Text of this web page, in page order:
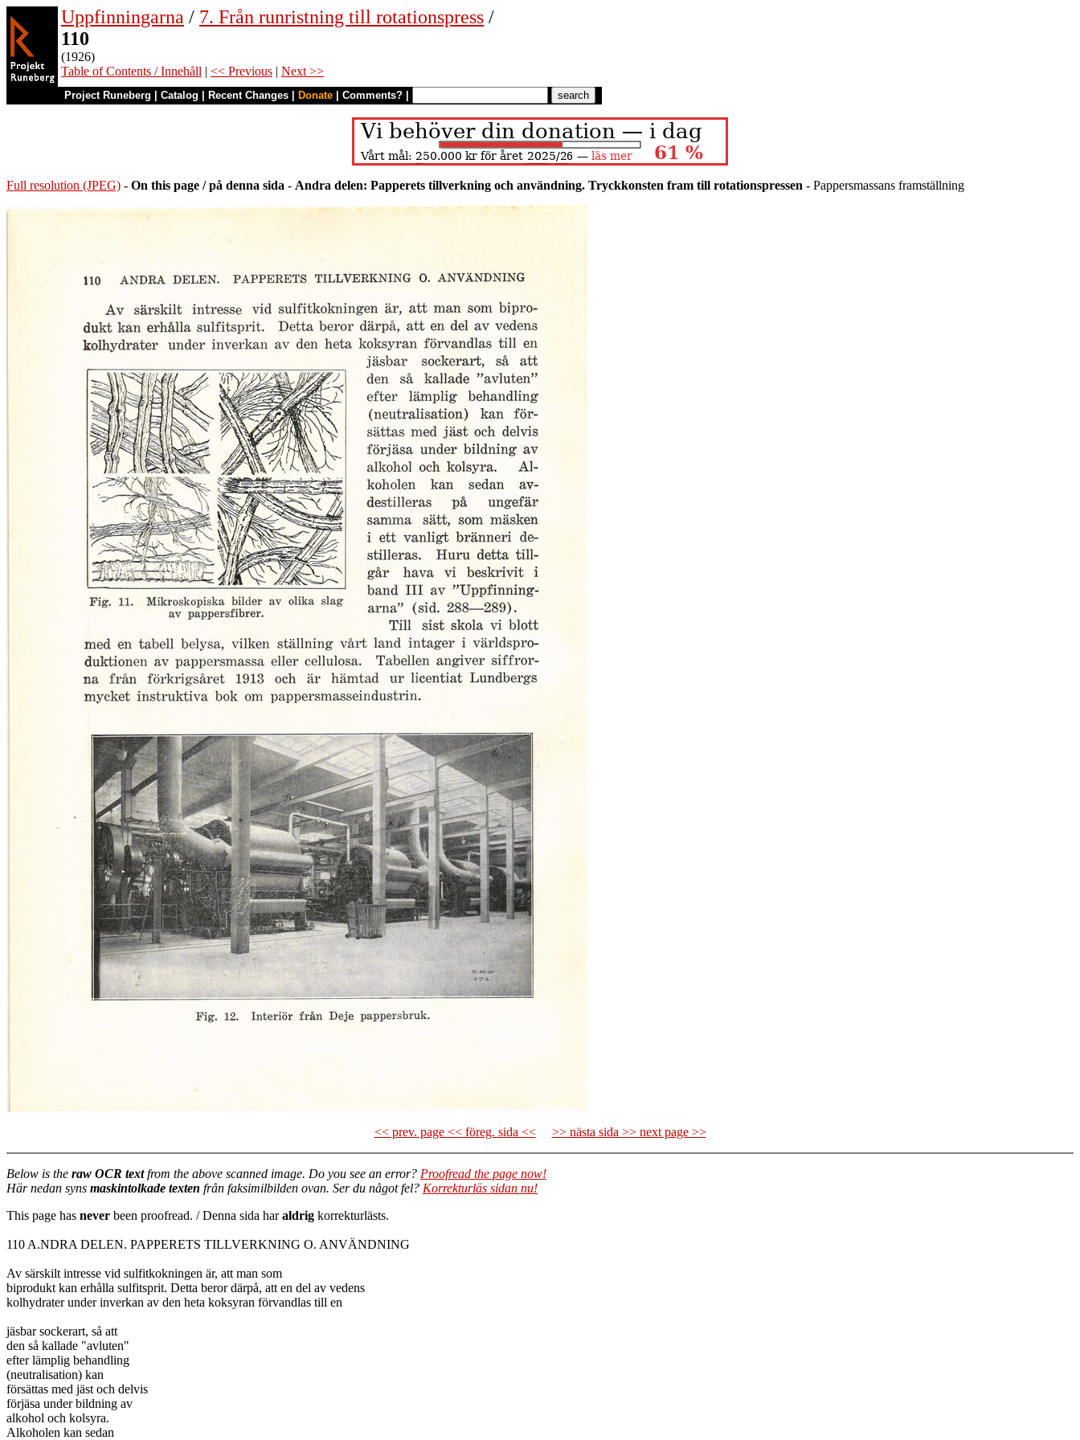
Uppfinningarna / 7. Från runristning till rotationspress /
110
(1926)
Table of Contents / Innehåll | << Previous | Next >>
Project Runeberg Catalog Recent Changes Donate Comments?
Full resolution (JPEG) - On this page / på denna sida - Andra delen: Papperets tillverkning och användning. Tryckkonsten fram till rotationspressen - Pappersmassans framställning
<< prev. page << föreg. sida << >> nästa sida >> next page >>
Below is the raw OCR textfrom the above scanned image. Do you see an error? Proofread the page now!
Här nedan syns maskintolkade texten från faksimilbilden ovan. Ser du något fel? Korrekturläs sidan nu!
This page has never been proofread. / Denna sida haraldrig korrekturlästs.
110 A.NDRA DELEN. PAPPERETS TILLVERKNING O. ANVÄNDNING
Av särskilt intresse vid sulfitkokningen är, att man som
biprodukt kan erhålla sulfitsprit. Detta beror därpå, att en del av vedens
kolhydrater under inverkan av den heta koksyran förvandlas till en
jäsbar sockerart, så att
den så kallade "avluten"
efter lämplig behandling
(neutralisation) kan
försättas med jäst och delvis
förjäsa under bildning av
alkohol och kolsyra.
Alkoholen kan sedan